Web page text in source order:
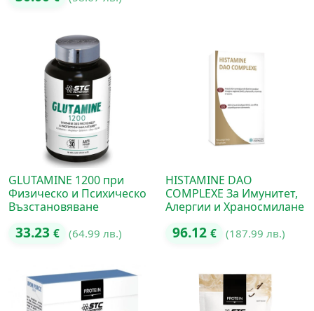
GLUTAMINE 1200 при
Физическо и Психическо
Възстановяване
33.23 € (64.99 лв.)
HISTAMINE DAO
COMPLEXE За Имунитет,
Алергии и Храносмилане
96.12 € (187.99 лв.)